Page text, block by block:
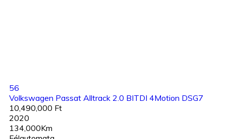
56
Volkswagen Passat Alltrack 2.0 BITDI 4Motion DSG7
10,490,000 Ft
2020
134,000Km